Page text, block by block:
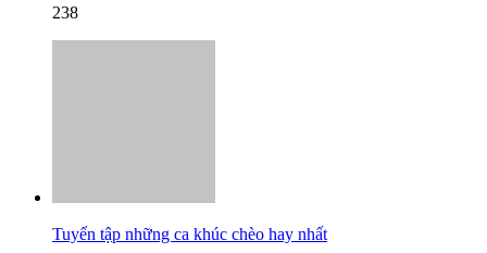
238
Tuyển tập những ca khúc chèo hay nhất